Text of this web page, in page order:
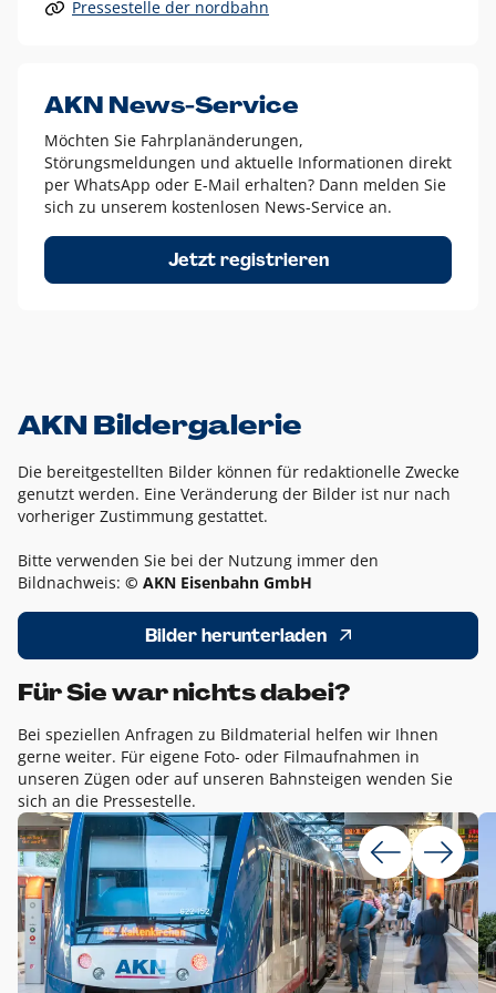
Alle anderen Logo-Varianten dürfen nur in Ausnahmefällen
Diese Ausnahmen sind zum Beispiel:
dem AKN Blau,
weißes Logo auf Fotohintergründen,
schwarzes Logo für reine Schwarz-Weiß-Umsetzungen
Um das Logo herum muss ein Schutzraum von jeweils einer
Höhe bzw. Breite des N aus AKN in alle Richtungen
Pressestelle der nordbahn
AKN News-Service
Möchten Sie Fahrplanänderungen,
Störungsmeldungen und aktuelle Informationen direkt
per WhatsApp oder E-Mail erhalten? Dann melden Sie
sich zu unserem kostenlosen News-Service an.
Jetzt registrieren
AKN Bildergalerie
Die bereitgestellten Bilder können für redaktionelle Zwecke
genutzt werden. Eine Veränderung der Bilder ist nur nach
vorheriger Zustimmung gestattet.
Bitte verwenden Sie bei der Nutzung immer den
Bildnachweis: © AKN Eisenbahn GmbH
Bilder herunterladen
Für Sie war nichts dabei?
Bei speziellen Anfragen zu Bildmaterial helfen wir Ihnen
gerne weiter. Für eigene Foto- oder Filmaufnahmen in
unseren Zügen oder auf unseren Bahnsteigen wenden Sie
sich an die Pressestelle.